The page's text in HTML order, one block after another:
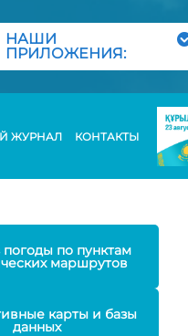
НАШИ
ПРИЛОЖЕНИЯ:
ЖУРНАЛ КОНТАКТЫ
по пунктам
маршрутов
карты и базы
данных